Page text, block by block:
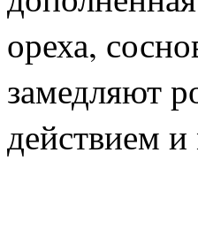
ореха,
замедляют
действием